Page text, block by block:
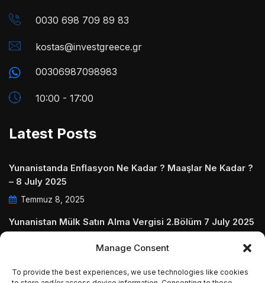
Manage Consent
To provide the best experiences, we use technologies like cookies
0030 698 709 89 83
kostas@investgreece.gr
00306987098983
10:00 - 17:00
Latest Posts
Yunanistanda Enflasyon Ne Kadar ? Maaşlar Ne Kadar ?
– 8 July 2025
Temmuz 8, 2025
Yunanistan Mülk Satın Alma Vergisi 2.Bölüm 7 July 2025
July 2025